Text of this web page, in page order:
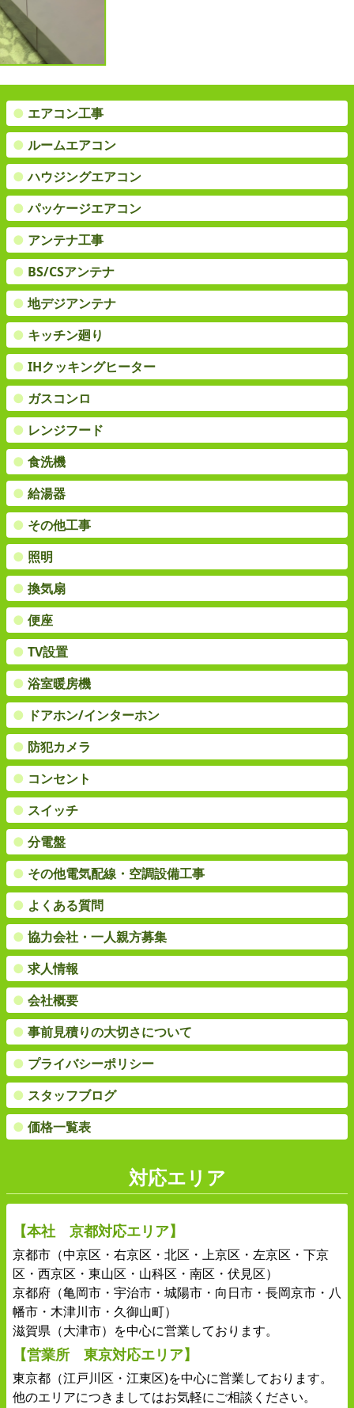
● エアコン工事
● ルームエアコン
●ハウジングエアコン
●パッケージエアコン
● アンテナ工事
● BS/CSアンテナ
● 地デジアンテナ
● キッチン廻り
● IHクッキングヒーター
● ガスコンロ
● レンジフード
● 食洗機
● 給湯器
● その他工事
● 照明
● 換気扇
● 便座
● TV設置
● 浴室暖房機
● ドアホン/インターホン
● 防犯カメラ
● コンセント
● スイッチ
● 分電盤
● その他電気配線・空調設備工事
● よくある質問
● 協力会社・一人親方募集
● 求人情報
● 会社概要
● 事前見積りの大切さについて
● プライバシーポリシー
● スタッフブログ
● 価格一覧表
対応エリア
【本社 京都対応エリア】
京都市（中京区・右京区・北区・上京区・左京区・下京
区・西京区・東山区・山科区・南区・伏見区）
京都府（亀岡市・宇治市・城陽市・向日市・長岡京市・八
幡市・木津川市・久御山町）
滋賀県（大津市）を中心に営業しております。
【営業所 東京対応エリア】
東京都（江戸川区・江東区)を中心に営業しております。
他のエリアにつきましてはお気軽にご相談ください。